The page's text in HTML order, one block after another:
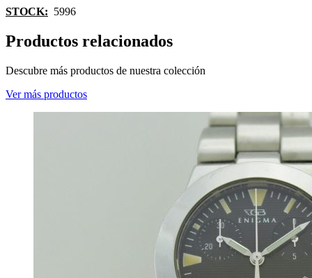
STOCK: 5996
Productos relacionados
Descubre más productos de nuestra colección
Ver más productos